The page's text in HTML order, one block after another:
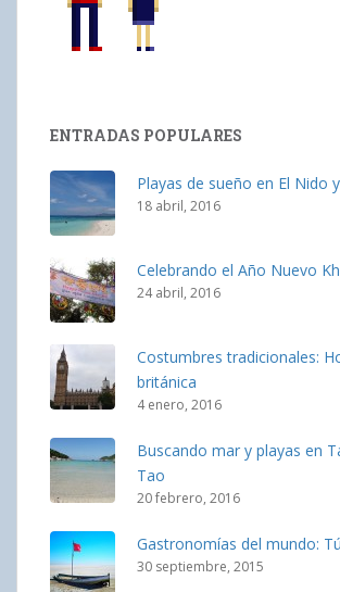
ENTRADAS POPULARES
Playas de sueño en El Nido
18 abril, 2016
Celebrando el Año Nuevo
24 abril, 2016
Costumbres tradicionales:
británica
4 enero, 2016
Buscando mar y playas en
Tao
20 febrero, 2016
Gastronomías del mundo:
30 septiembre, 2015